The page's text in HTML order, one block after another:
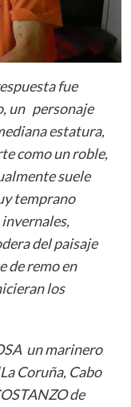
fue
un personaje
estatura,
como un roble,
suele
temprano
del paisaje
de remo en
los
un marinero
Coruña, Cabo
de